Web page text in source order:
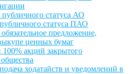
статуса АО
статуса ПАО
предложение,
ценных бумаг
акций закрытого
ходатайств и уведомлений в